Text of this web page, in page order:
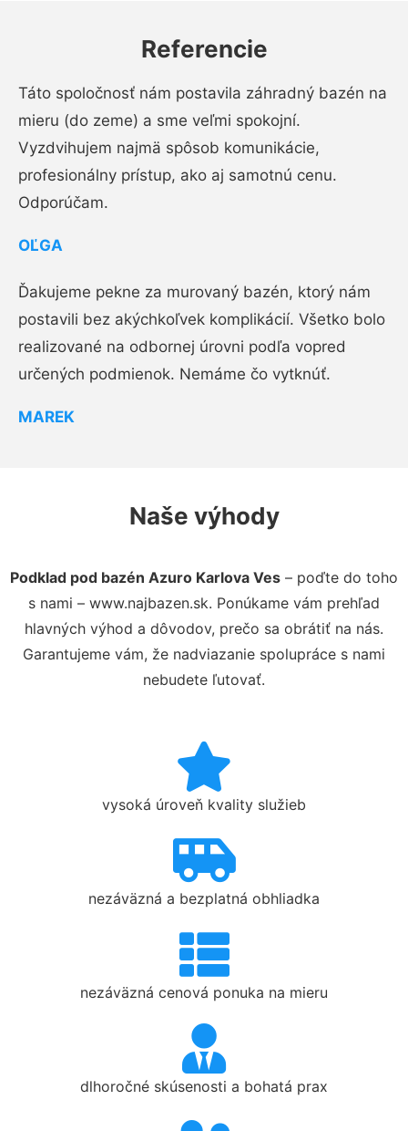
Referencie
Táto spoločnosť nám postavila záhradný bazén na
mieru (do zeme) a sme veľmi spokojní.
Vyzdvihujem najmä spôsob komunikácie,
profesionálny prístup, ako aj samotnú cenu.
Odporúčam.
OĽGA
Ďakujeme pekne za murovaný bazén, ktorý nám
postavili bez akýchkoľvek komplikácií. Všetko bolo
realizované na odbornej úrovni podľa vopred
určených podmienok. Nemáme čo vytknúť.
MAREK
Naše výhody
Podklad pod bazén Azuro Karlova Ves – poďte do toho
s nami – www.najbazen.sk. Ponúkame vám prehľad
hlavných výhod a dôvodov, prečo sa obrátiť na nás.
Garantujeme vám, že nadviazanie spolupráce s nami
nebudete ľutovať.
vysoká úroveň kvality služieb
nezáväzná a bezplatná obhliadka
nezáväzná cenová ponuka na mieru
dlhoročné skúsenosti a bohatá prax